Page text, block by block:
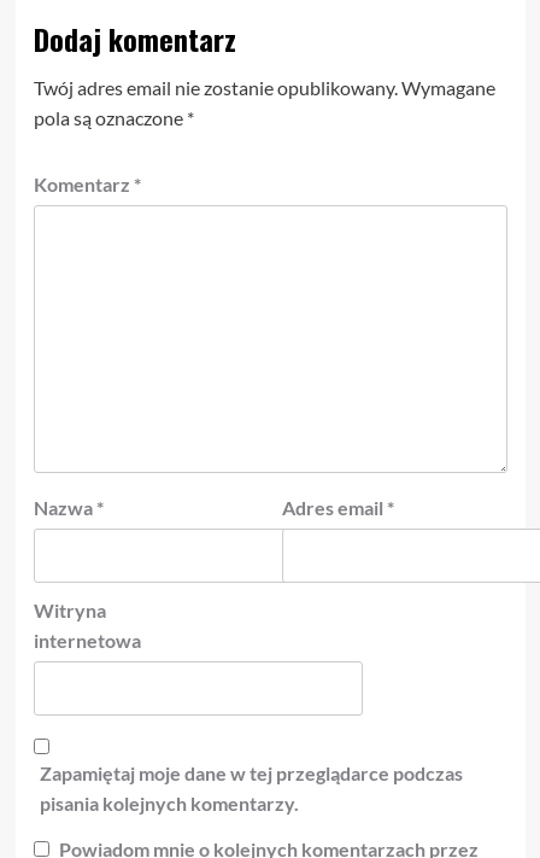
Dodaj komentarz
Twój adres email nie zostanie opublikowany.Wymagane
pola są oznaczone *
Komentarz *
Nazwa * Adres email *
Witryna
internetowa
Zapamiętaj moje dane w tej przeglądarce podczas
pisania kolejnych komentarzy.
Powiadom mnie o kolejnych komentarzach przez